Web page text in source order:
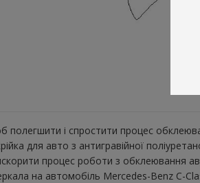
полегшити і спростити процес
для авто з антигравійної
процес роботи з обклеювання
на автомобіль Mercedes-Benz C-